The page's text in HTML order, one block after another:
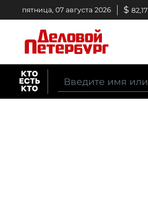
пятница, 07 августа 2026 $ 82,17